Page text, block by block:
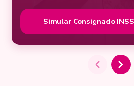
Simular Consignado INSS